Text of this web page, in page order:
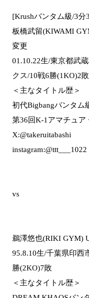
[Krushバンタム級/3分
板橋武留(KIWAMI
変更
01.10.22生/東京都武
クス/10戦6勝(1KO)2
＜主なタイトル歴＞
初代Bigbangバンタム
第36回K-1アマチュア
X:@takeruitabashi
instagram:@ttt___1022
vs
鵜澤悠也(RIKI GYM)
95.8.10生/千葉県印西
勝(2KO)7敗
＜主なタイトル歴＞